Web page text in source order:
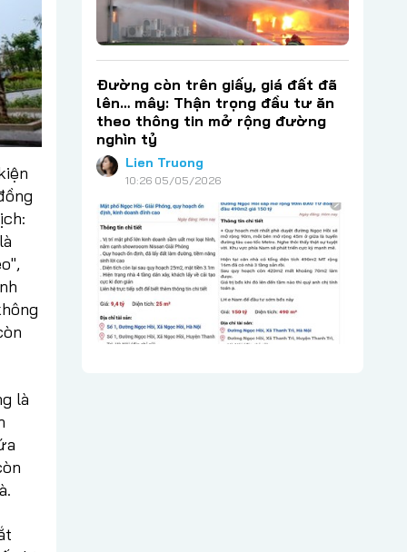
là
Đường còn trên giấy, giá đất đã
lên… mây: Thận trọng đầu tư ăn
theo thông tin mở rộng đường
nghìn tỷ
Lien Truong
10:26 05/05/2026